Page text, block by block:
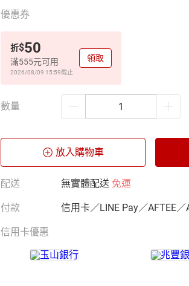
優惠券
折$50
滿555元可用
2026/08/09 15:59截止
領取
數量
放入購物車
配送 無實體配送 免運
付款 信用卡／LINE Pay／AFTEE／
信用卡優惠